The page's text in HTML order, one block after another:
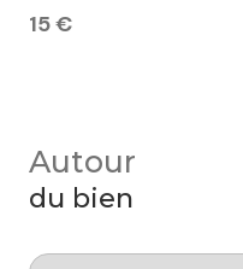
15 €
Autour
du bien